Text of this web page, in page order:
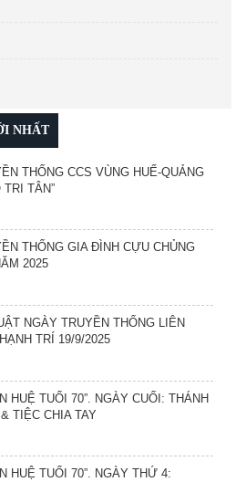
NHẤT
THỐNG CCS VÙNG HUẾ-QUẢNG
TRI TÂN”
THỐNG GIA ĐÌNH CỰU CHỦNG
2025
NGÀY TRUYỀN THỐNG LIÊN
TRÍ 19/9/2025
HUỆ TUỔI 70”. NGÀY CUỐI: THÁNH
TIỆC CHIA TAY
HUỆ TUỔI 70”. NGÀY THỨ 4: